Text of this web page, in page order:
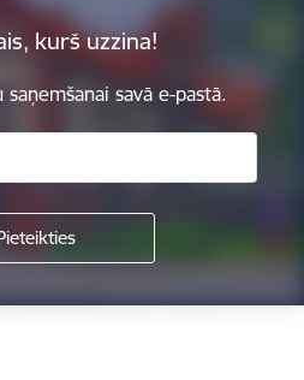
kurš uzzina!
savā e-pastā.